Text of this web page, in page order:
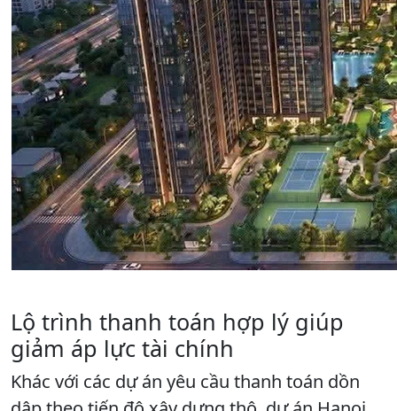
Lộ trình thanh toán hợp lý giúp
giảm áp lực tài chính
Khác với các dự án yêu cầu thanh toán dồn